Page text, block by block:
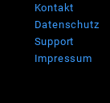
Kontakt
Datenschutz
Support
Impressum